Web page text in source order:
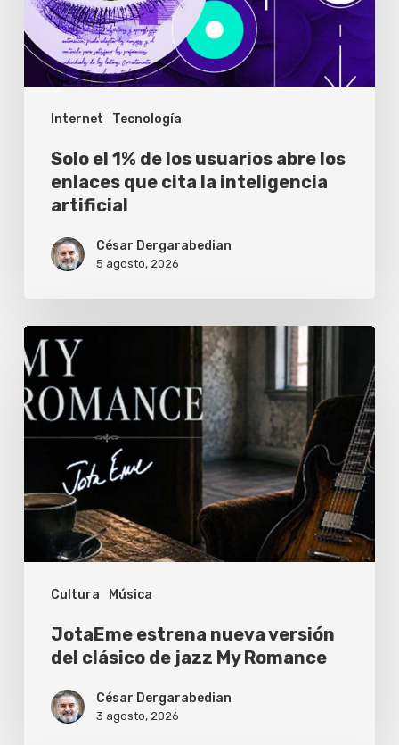
Internet Tecnología
usuarios
abre
los
enlaces
inteligencia
artificial
Solo el 1% de los usuarios abre los
enlaces que cita la inteligencia
artificial
César Dergarabedian
5 agosto, 2026
Cultura Música
JotaEme
estrena
nueva
versión
clásico
de
jazz
My
Romance
JotaEme estrena nueva versión
del clásico de jazz My Romance
César Dergarabedian
3 agosto, 2026